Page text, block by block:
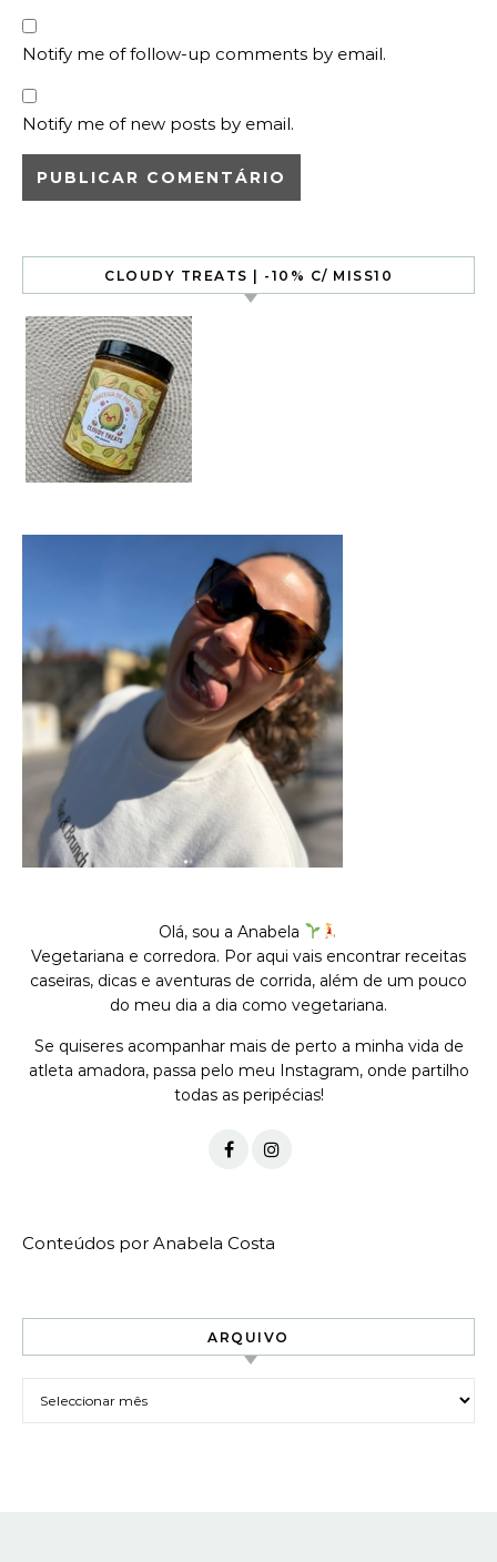
Notify me of follow-up comments by email.
Notify me of new posts by email.
CLOUDY TREATS | -10% C/ MISS10
Olá, sou a Anabela
Vegetariana e corredora. Por aqui vais encontrar receitas
caseiras, dicas e aventuras de corrida, além de um pouco
do meu dia a dia como vegetariana.
Se quiseres acompanhar mais de perto a minha vida de
atleta amadora, passa pelo meu Instagram, onde partilho
todas as peripécias!
Conteúdos por Anabela Costa
ARQUIVO